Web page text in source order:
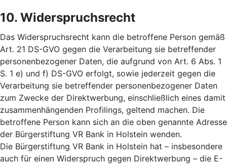
10. Widerspruchsrecht
Das Widerspruchsrecht kann die betroffene Person gemäß
Art. 21 DS-GVO gegen die Verarbeitung sie betreffender
personenbezogener Daten, die aufgrund von Art. 6 Abs. 1
S. 1 e) und f) DS-GVO erfolgt, sowie jederzeit gegen die
Verarbeitung sie betreffender personenbezogener Daten
zum Zwecke der Direktwerbung, einschließlich eines damit
zusammenhängenden Profilings, geltend machen. Die
betroffene Person kann sich an die oben genannte Adresse
der Bürgerstiftung VR Bank in Holstein wenden.
Die Bürgerstiftung VR Bank in Holstein hat – insbesondere
auch für einen Widerspruch gegen Direktwerbung – die E-